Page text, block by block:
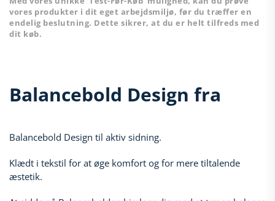
vores produkter i dit eget arbejdsmiljø, før du træffer en
endelig beslutning. Dette sikrer, at du er helt tilfreds med
dit køb.
Balancebold Design fra
Balancebold Design til aktiv sidning.
Klædt i tekstil for at øge komfort og for mere tiltalende
æstetik.